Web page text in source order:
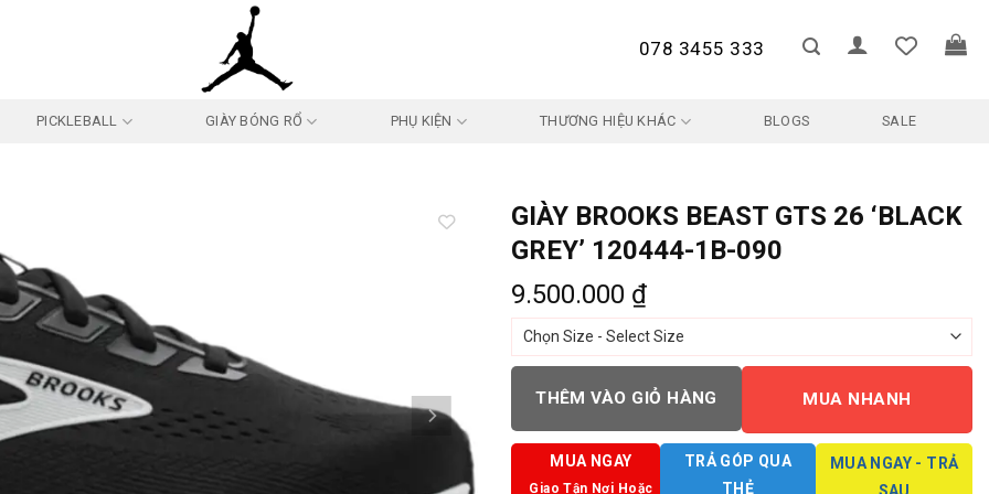
078 3455 333
PICKLEBALL GIÀY BÓNG RỔ PHỤ KIỆN THƯƠNG HIỆU KHÁC BLOGS
SALE
GIÀY BROOKS BEAST GTS 26 ‘BLACK
GREY’ 120444-1B-090
9.500.000 ₫
THÊM VÀO GIỎ HÀNG MUA NHANH
MUA NGAY
Giao Tận Nơi Hoặc
TRẢ GÓP QUA
THẺ
MUA NGAY - TRẢ